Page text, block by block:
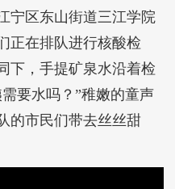
宁区东山街道三江学院
正在排队进行核酸检
下，手提矿泉水沿着检
要水吗？”稚嫩的童声
的市民们带去丝丝甜